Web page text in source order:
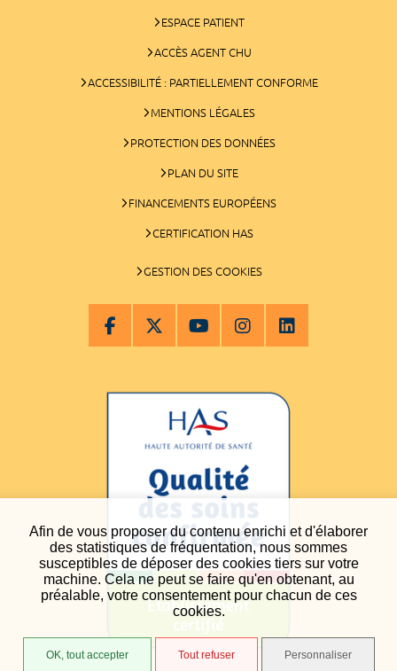
Afin de vous proposer du contenu enrichi et d'élaborer
des statistiques de fréquentation, nous sommes
susceptibles de déposer des cookies tiers sur votre
machine. Cela ne peut se faire qu'en obtenant, au
préalable, votre consentement pour chacun de ces
cookies.
OK, tout accepter Tout refuser Personnaliser
ESPACE PATIENT
ACCÈS AGENT CHU
ACCESSIBILITÉ : PARTIELLEMENT CONFORME
MENTIONS LÉGALES
PROTECTION DES DONNÉES
PLAN DU SITE
FINANCEMENTS EUROPÉENS
CERTIFICATION HAS
GESTION DES COOKIES